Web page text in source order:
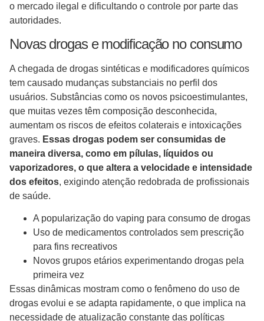
o mercado ilegal e dificultando o controle por parte das
autoridades.
Novas drogas e modificação no consumo
A chegada de drogas sintéticas e modificadores químicos
tem causado mudanças substanciais no perfil dos
usuários. Substâncias como os novos psicoestimulantes,
que muitas vezes têm composição desconhecida,
aumentam os riscos de efeitos colaterais e intoxicações
graves. Essas drogas podem ser consumidas de
maneira diversa, como em pílulas, líquidos ou
vaporizadores, o que altera a velocidade e intensidade
dos efeitos, exigindo atenção redobrada de profissionais
de saúde.
A popularização do vaping para consumo de drogas
Uso de medicamentos controlados sem prescrição
para fins recreativos
Novos grupos etários experimentando drogas pela
primeira vez
Essas dinâmicas mostram como o fenômeno do uso de
drogas evolui e se adapta rapidamente, o que implica na
necessidade de atualização constante das políticas